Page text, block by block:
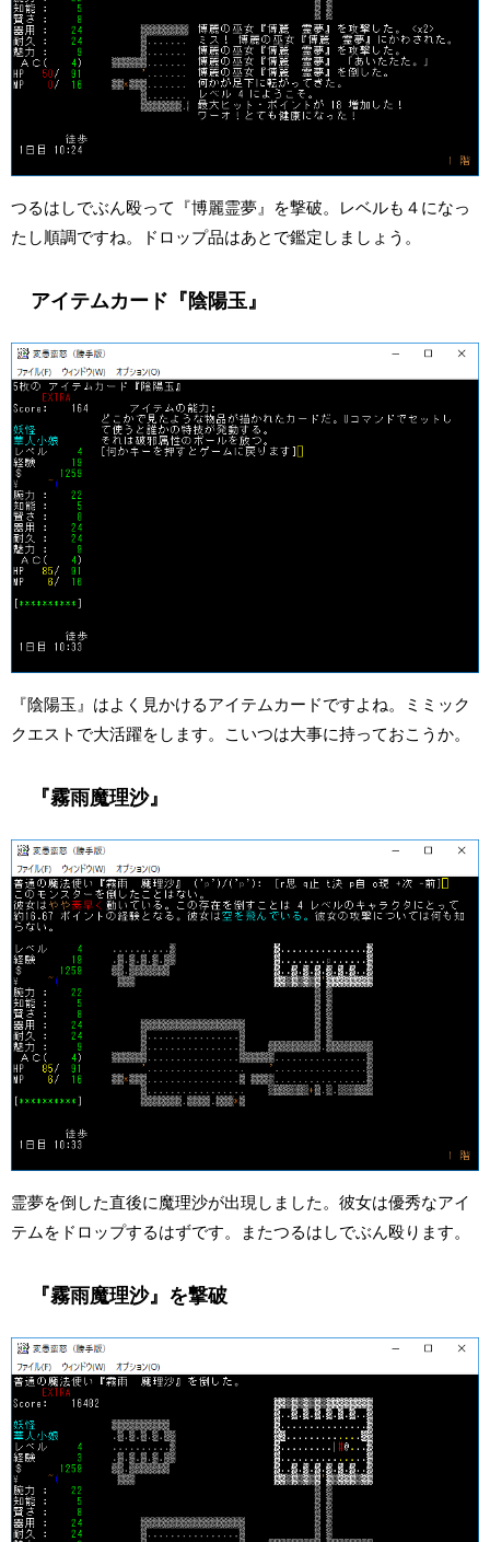
つるはしでぶん殴って『博麗霊夢』を撃破。レベルも４になっ
たし順調ですね。ドロップ品はあとで鑑定しましょう。
アイテムカード『陰陽玉』
『陰陽玉』はよく見かけるアイテムカードですよね。ミミック
クエストで大活躍をします。こいつは大事に持っておこうか。
『霧雨魔理沙』
霊夢を倒した直後に魔理沙が出現しました。彼女は優秀なアイ
テムをドロップするはずです。またつるはしでぶん殴ります。
『霧雨魔理沙』を撃破